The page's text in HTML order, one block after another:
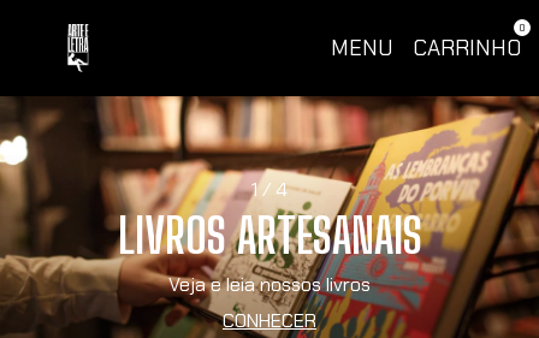
MENU CARRINHO
0
1 / 4
LIVROS ARTESANAIS
Veja e leia nossos livros
CONHECER